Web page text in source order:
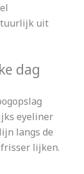
uit
dag
eyeliner
langs de
lijken.